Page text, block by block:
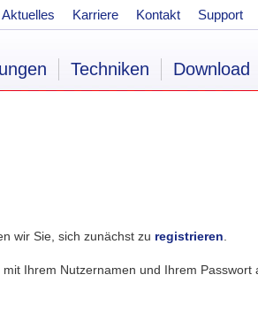
wir Sie, sich zunächst zu registrieren
Ihrem Nutzernamen und Ihrem Passwort
Aktuelles Karriere Kontakt Support
Techniken Download